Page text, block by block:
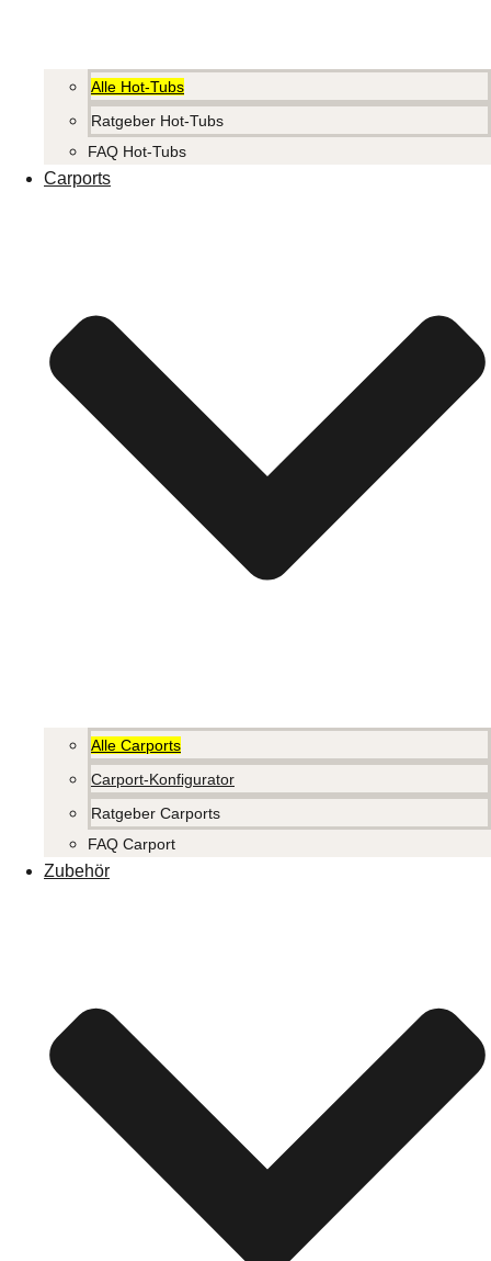
Alle Hot-Tubs
Ratgeber Hot-Tubs
FAQ Hot-Tubs
Carports
Alle Carports
Carport-Konfigurator
Ratgeber Carports
FAQ Carport
Zubehör